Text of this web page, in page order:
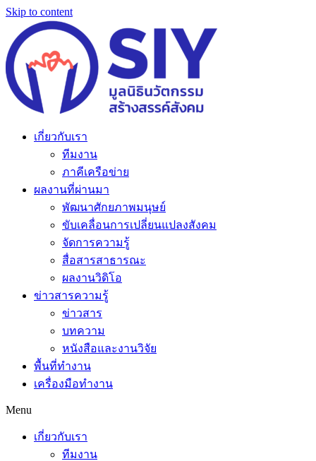
Skip to content
เกี่ยวกับเรา
ทีมงาน
ภาคีเครือข่าย
ผลงานที่ผ่านมา
พัฒนาศักยภาพมนุษย์
ขับเคลื่อนการเปลี่ยนแปลงสังคม
จัดการความรู้
สื่อสารสาธารณะ
ผลงานวิดิโอ
ข่าวสารความรู้
ข่าวสาร
บทความ
หนังสือและงานวิจัย
พื้นที่ทำงาน
เครื่องมือทำงาน
Menu
เกี่ยวกับเรา
ทีมงาน